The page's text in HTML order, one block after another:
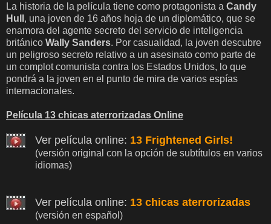
La historia de la película tiene como protagonista a Candy
Hull , una joven de 16 años hoja de un diplomático, que se
enamora del agente secreto del servicio de inteligencia
británico Wally Sanders. Por casualidad, la joven descubre
un peligroso secreto relativo a un asesinato como parte de
un complot comunista contra los Estados Unidos, lo que
pondrá a la joven en el punto de mira de varios espías
internacionales.
Película 13 chicas aterrorizadas Online
Ver película online: 13 Frightened Girls!
(versión original con la opción de subtítulos en varios
idiomas)
Ver película online: 13 chicas aterrorizadas
(versión en español)